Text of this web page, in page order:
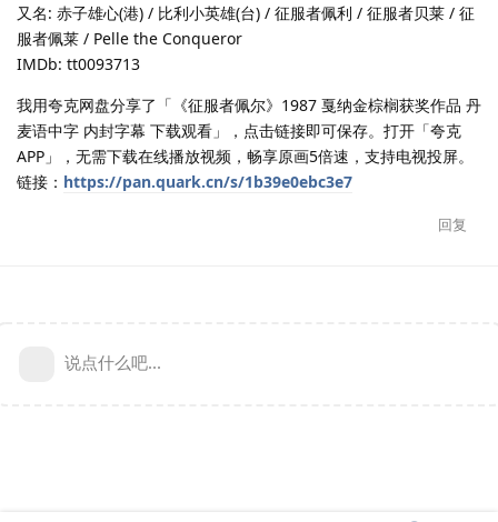
又名: 赤子雄心(港) / 比利小英雄(台) / 征服者佩利 / 征服者贝莱 / 征
服者佩莱 / Pelle the Conqueror
IMDb: tt0093713
我用夸克网盘分享了「《征服者佩尔》1987 戛纳金棕榈获奖作品 丹
麦语中字 内封字幕 下载观看」，点击链接即可保存。打开「夸克
APP」，无需下载在线播放视频，畅享原画5倍速，支持电视投屏。
链接： https://pan.quark.cn/s/1b39e0ebc3e7
回复
说点什么吧...